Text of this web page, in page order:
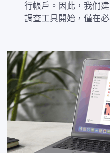
行帳戶。因此，我們
調查工具開始，僅在必